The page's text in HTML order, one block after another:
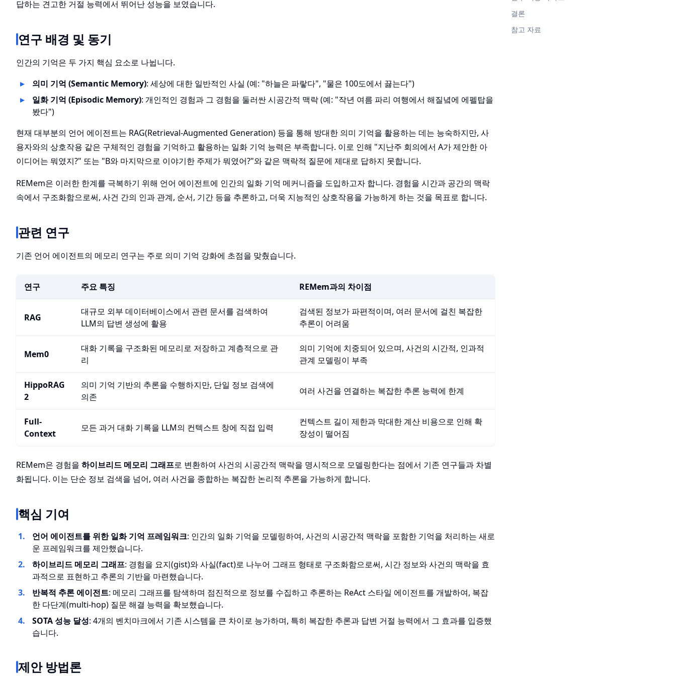
답하는 견고한 거절 능력에서 뛰어난 성능을 보였습니다.
연구 배경 및 동기
인간의 기억은 두 가지 핵심 요소로 나뉩니다.
의미 기억 (Semantic Memory): 세상에 대한 일반적인 사실 (예: "하늘은 파랗다", "물은 100도에서 끓는다")
일화 기억 (Episodic Memory): 개인적인 경험과 그 경험을 둘러싼 시공간적 맥락 (예: "작년 여름 파리 여행에서 해질녘에 에펠탑을
봤다")
현재 대부분의 언어 에이전트는 RAG(Retrieval-Augmented Generation) 등을 통해 방대한 의미 기억을 활용하는 데는 능숙하지만, 사
용자와의 상호작용 같은 구체적인 경험을 기억하고 활용하는 일화 기억 능력은 부족합니다. 이로 인해 "지난주 회의에서 A가 제안한 아
이디어는 뭐였지?" 또는 "B와 마지막으로 이야기한 주제가 뭐였어?"와 같은 맥락적 질문에 제대로 답하지 못합니다.
REMem은 이러한 한계를 극복하기 위해 언어 에이전트에 인간의 일화 기억 메커니즘을 도입하고자 합니다. 경험을 시간과 공간의 맥락
속에서 구조화함으로써, 사건 간의 인과 관계, 순서, 기간 등을 추론하고, 더욱 지능적인 상호작용을 가능하게 하는 것을 목표로 합니다.
관련 연구
기존 언어 에이전트의 메모리 연구는 주로 의미 기억 강화에 초점을 맞췄습니다.
연구 주요 특징 REMem과의 차이점
RAG
대규모 외부 데이터베이스에서 관련 문서를 검색하여
LLM의 답변 생성에 활용
검색된 정보가 파편적이며, 여러 문서에 걸친 복잡한
추론이 어려움
Mem0
대화 기록을 구조화된 메모리로 저장하고 계층적으로 관
리
의미 기억에 치중되어 있으며, 사건의 시간적, 인과적
관계 모델링이 부족
HippoRAG
2
의미 기억 기반의 추론을 수행하지만, 단일 정보 검색에
의존
여러 사건을 연결하는 복잡한 추론 능력에 한계
Full-
Context
모든 과거 대화 기록을 LLM의 컨텍스트 창에 직접 입력
컨텍스트 길이 제한과 막대한 계산 비용으로 인해 확
장성이 떨어짐
REMem은 경험을 하이브리드 메모리 그래프로 변환하여 사건의 시공간적 맥락을 명시적으로 모델링한다는 점에서 기존 연구들과 차별
화됩니다. 이는 단순 정보 검색을 넘어, 여러 사건을 종합하는 복잡한 논리적 추론을 가능하게 합니다.
핵심 기여
언어 에이전트를 위한 일화 기억 프레임워크: 인간의 일화 기억을 모델링하여, 사건의 시공간적 맥락을 포함한 기억을 처리하는 새로
운 프레임워크를 제안했습니다.
하이브리드 메모리 그래프: 경험을 요지(gist)와 사실(fact)로 나누어 그래프 형태로 구조화함으로써, 시간 정보와 사건의 맥락을 효
과적으로 표현하고 추론의 기반을 마련했습니다.
반복적 추론 에이전트: 메모리 그래프를 탐색하며 점진적으로 정보를 수집하고 추론하는 ReAct 스타일 에이전트를 개발하여, 복잡
한 다단계(multi-hop) 질문 해결 능력을 확보했습니다.
SOTA 성능 달성: 4개의 벤치마크에서 기존 시스템을 큰 차이로 능가하며, 특히 복잡한 추론과 답변 거절 능력에서 그 효과를 입증했
습니다.
제안 방법론
결론
참고 자료